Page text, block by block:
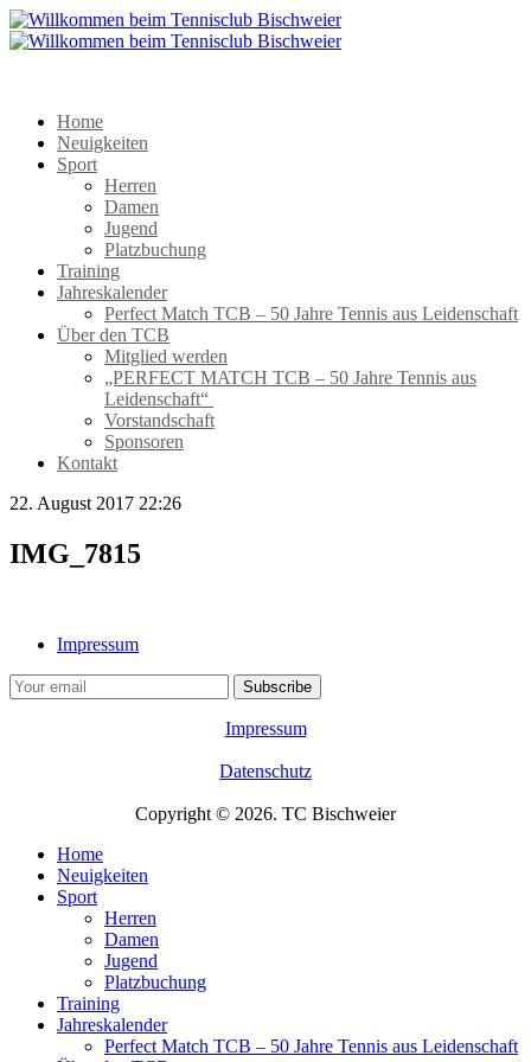
Home
Neuigkeiten
Sport
Herren
Damen
Jugend
Platzbuchung
Training
Jahreskalender
Perfect Match TCB – 50 Jahre Tennis aus Leidenschaft
Über den TCB
Mitglied werden
„PERFECT MATCH TCB – 50 Jahre Tennis aus
Leidenschaft“
Vorstandschaft
Sponsoren
Kontakt
22. August 2017 22:26
IMG_7815
Impressum
Impressum
Datenschutz
Copyright © 2026. TC Bischweier
Home
Neuigkeiten
Sport
Herren
Damen
Jugend
Platzbuchung
Training
Jahreskalender
Perfect Match TCB – 50 Jahre Tennis aus Leidenschaft